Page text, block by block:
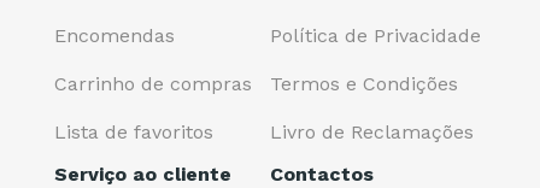
Encomendas
Carrinho de compras
Lista de favoritos
Política de Privacidade
Termos e Condições
Livro de Reclamações
Serviço ao cliente
Contactos